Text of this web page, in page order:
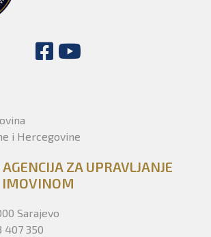
i Hercegovine
ZA UPRAVLJANJE
IMOVINOM
Sarajevo
407 350